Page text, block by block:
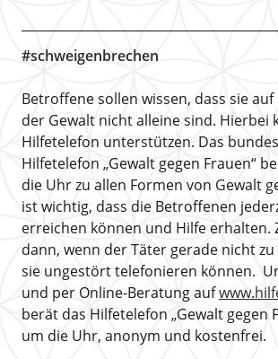
#schweigenbrechen
Betroffene sollen wissen, dass sie
der Gewalt nicht alleine sind. Hierbei
Hilfetelefon unterstützen. Das
Hilfetelefon „Gewalt gegen Frauen“
die Uhr zu allen Formen von Gewalt
ist wichtig, dass die Betroffenen
erreichen können und Hilfe erhalten.
dann, wenn der Täter gerade nicht
sie ungestört telefonieren können.
und per Online-Beratung auf
berät das Hilfetelefon „Gewalt gegen
um die Uhr, anonym und kostenfrei.